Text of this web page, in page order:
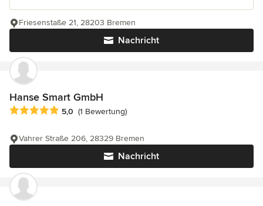
Nachricht
Friesenstaße 21, 28203 Bremen
Hanse Smart GmbH
Durchschnittliche Bewertung: 5 von 5 Sternen
5,0 (1 Bewertung)
Nachricht
Vahrer Straße 206, 28329 Bremen